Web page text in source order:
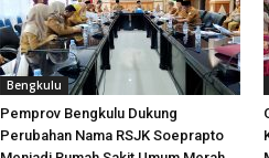
Bengkulu
Pemprov Bengkulu Dukung
Perubahan Nama RSJK Soeprapto